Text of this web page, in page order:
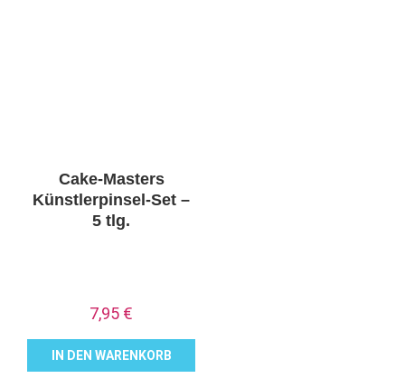
Cake-Masters
Künstlerpinsel-Set –
5 tlg.
7,95 €
IN DEN WARENKORB